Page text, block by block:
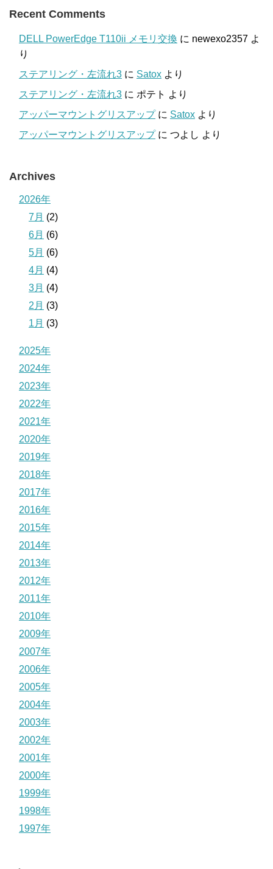
Recent Comments
DELL PowerEdge T110ii メモリ交換 に newexo2357 よ
り
ステアリング・左流れ3 に Satox より
ステアリング・左流れ3 に ポテト より
アッパーマウントグリスアップに Satox より
アッパーマウントグリスアップに つよし より
Archives
2026年
7月 (2)
6月 (6)
5月 (6)
4月 (4)
3月 (4)
2月 (3)
1月 (3)
2025年
2024年
2023年
2022年
2021年
2020年
2019年
2018年
2017年
2016年
2015年
2014年
2013年
2012年
2011年
2010年
2009年
2007年
2006年
2005年
2004年
2003年
2002年
2001年
2000年
1999年
1998年
1997年